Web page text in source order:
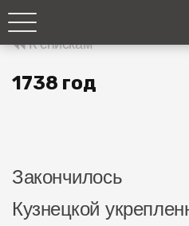
К спискам
1738 год
Закончилось
Кузнецкой